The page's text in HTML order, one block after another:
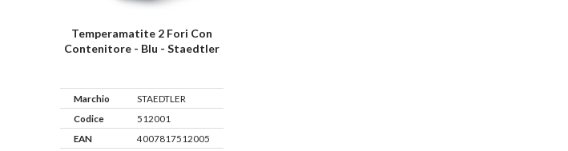
Temperamatite 2 Fori Con
Contenitore - Blu - Staedtler
Marchio
STAEDTLER
Codice
512001
EAN
4007817512005